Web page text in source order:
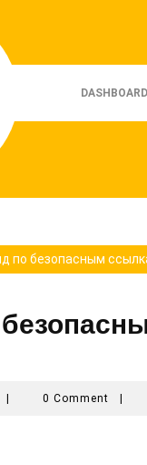
DASHBOARD
по безопасным
Principal0 Comment